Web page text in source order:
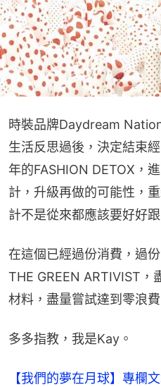
時裝品牌Daydream
生活反思過後，決定結束
年的FASHION DETOX，
計，升級再做的可能性，
計不是從來都應該要好好
在這個已經過份消費，過
THE GREEN ARTIVIST，
材料，盡量嘗試達到零浪費
多多指教，我是Kay。
【我們的夢在月球】專欄